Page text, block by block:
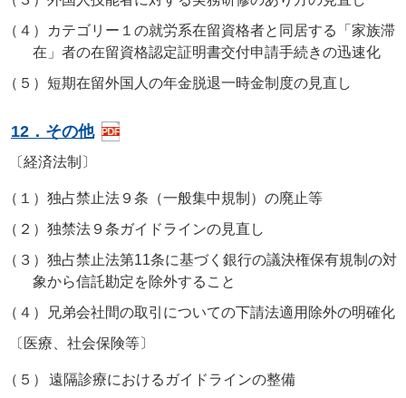
（４）
カテゴリー１の就労系在留資格者と同居する「家族滞
在」者の在留資格認定証明書交付申請手続きの迅速化
（５） 短期在留外国人の年金脱退一時金制度の見直し
12．その他
〔経済法制〕
（１） 独占禁止法９条（一般集中規制）の廃止等
（２） 独禁法９条ガイドラインの見直し
（３） 独占禁止法第11条に基づく銀行の議決権保有規制の対
象から信託勘定を除外すること
（４）
兄弟会社間の取引についての下請法適用除外の明確化
〔医療、社会保険等〕
（５）
遠隔診療におけるガイドラインの整備